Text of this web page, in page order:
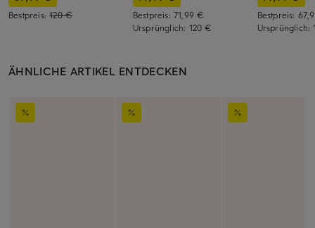
Bestpreis:120 € Bestpreis: 71,99 €
Ursprünglich: 120 €
Bestpreis:
Ursprünglich:
ÄHNLICHE ARTIKEL ENTDECKEN